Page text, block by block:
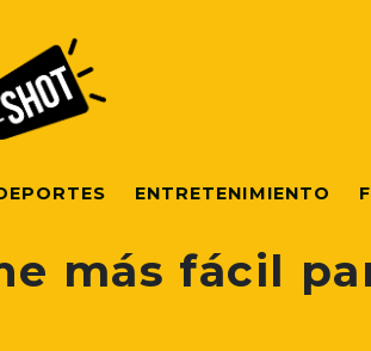
ENTRETENIMIENTO
más fácil